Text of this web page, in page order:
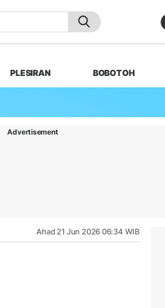
PLESIRAN BOBOTOH
Advertisement
Ahad 21 Jun 2026 06:34 WIB